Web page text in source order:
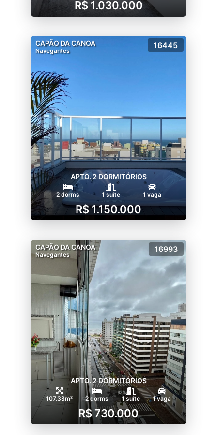
R$ 1.030.000
CAPÃO DA CANOA
Navegantes
16445
APTO. 2 DORMITÓRIOS
2 dorms 1 suíte 1 vaga
R$ 1.150.000
CAPÃO DA CANOA
Navegantes
16993
APTO. 2 DORMITÓRIOS
107.33m² 2 dorms 1 suíte 1 vaga
R$ 730.000